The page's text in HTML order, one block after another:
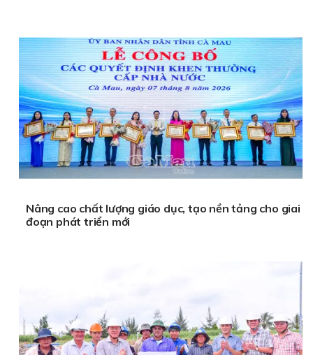
Nâng cao chất lượng giáo dục, tạo nền tảng cho giai
đoạn phát triển mới